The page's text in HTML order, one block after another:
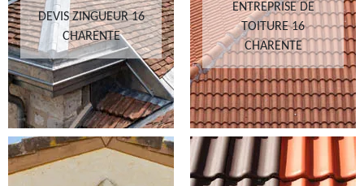
DEVIS ZINGUEUR 16
CHARENTE
ENTREPRISE DE
TOITURE 16
CHARENTE